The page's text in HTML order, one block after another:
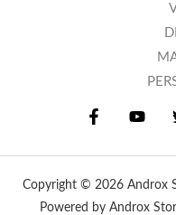
Copyright © 2026 Androx
Powered by Androx